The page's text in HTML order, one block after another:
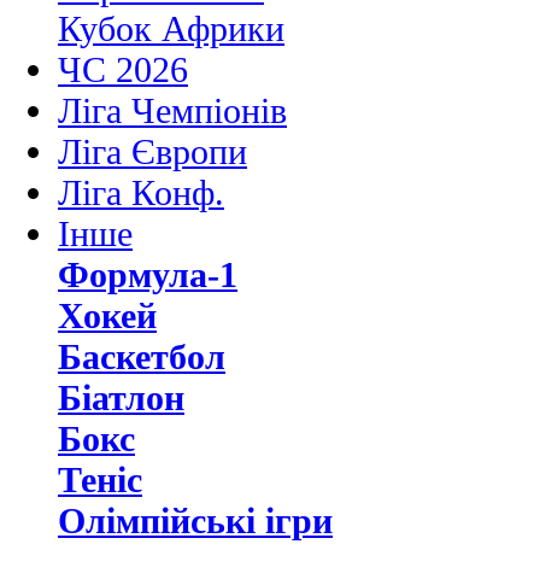
Кубок Африки
ЧС 2026
Ліга Чемпіонів
Ліга Європи
Ліга Конф.
Інше
Формула-1
Хокей
Баскетбол
Біатлон
Бокс
Теніс
Олімпійські ігри